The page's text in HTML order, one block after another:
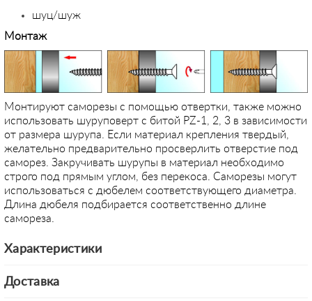
шуц/шуж
Монтаж
Монтируют саморезы с помощью отвертки, также можно
использовать шуруповерт с битой PZ-1, 2, 3 в зависимости
от размера шурупа. Если материал крепления твердый,
желательно предварительно просверлить отверстие под
саморез. Закручивать шурупы в материал необходимо
строго под прямым углом, без перекоса. Саморезы могут
использоваться с дюбелем соответствующего диаметра.
Длина дюбеля подбирается соответственно длине
самореза.
Характеристики
Доставка